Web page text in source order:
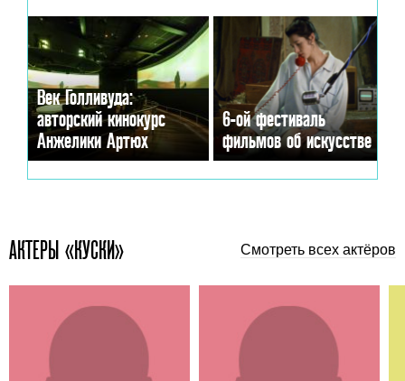
Век Голливуда:
авторский кинокурс
Анжелики Артюх
6-ой фестиваль
фильмов об искусстве
АКТЕРЫ «КУСКИ» Смотреть всех актёров